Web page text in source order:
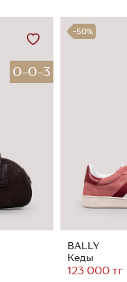
0-0-3
-50%
BALLY
Кеды
123 000 тг